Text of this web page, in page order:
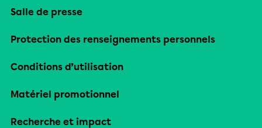
Salle de presse
Protection des renseignements personnels
Conditions d’utilisation
Matériel promotionnel
Recherche et impact